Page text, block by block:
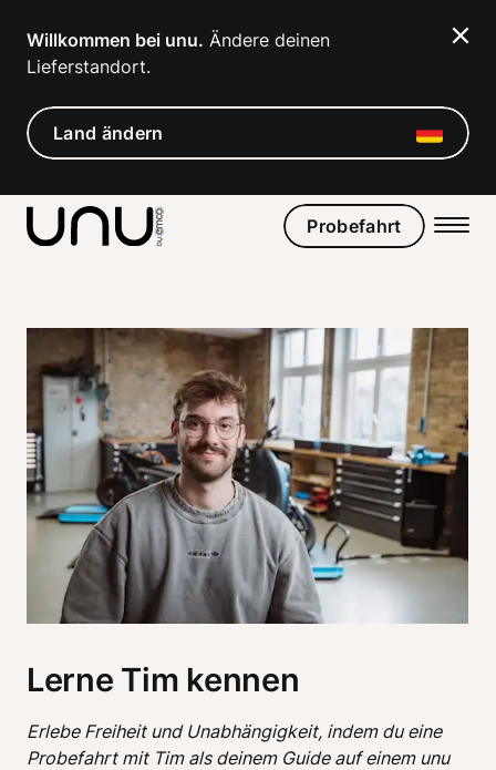
Willkommen bei unu. Ändere deinen
Lieferstandort.
Land ändern
Probefahrt
Lerne Tim kennen
Erlebe Freiheit und Unabhängigkeit, indem du eine
Probefahrt mit Tim als deinem Guide auf einem unu